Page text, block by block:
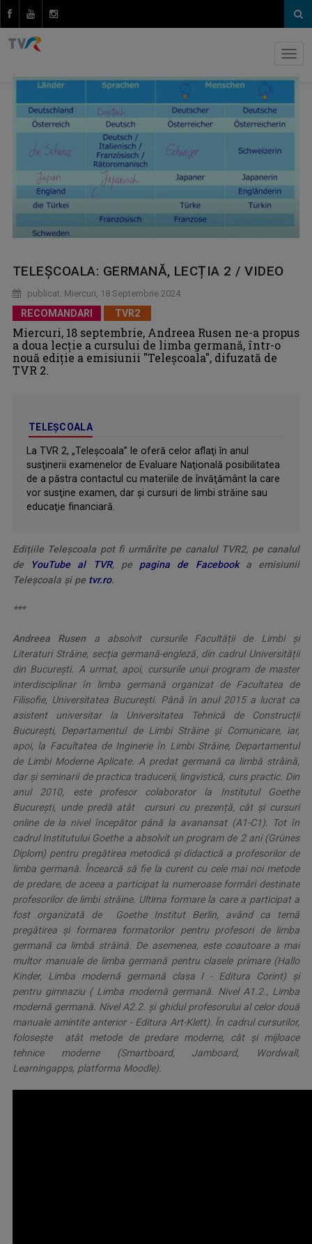
TELEȘCOALA: GERMANĂ, LECȚIA 2 / VIDEO
publicat: Miercuri, 18 Septembrie 2024
RECOMANDARI TVR2
Miercuri, 18 septembrie, Andreea Rusen ne-a propus
a doua lecţie a cursului de limba germană, într-o
nouă ediție a emisiunii "Teleșcoala", difuzată de
TVR 2.
TELEȘCOALA
La TVR 2, „Teleşcoala” le oferă celor aflaţi în anul
susţinerii examenelor de Evaluare Naţională posibilitatea
de a păstra contactul cu materiile de învăţământ la care
vor susţine examen, dar şi cursuri de limbi străine sau
educaţie financiară.
Edițiile Teleșcoala pot fi urmărite pe canalul TVR2, pe canalul
de
YouTube al TVR, pe pagina de Facebooka emisiunii
Teleșcoala şi pe tvr.ro.
***
Andreea Rusen a absolvit cursurile Facultății de Limbi și
Literaturi Străine, secția germană-engleză, din cadrul Universității
din București. A urmat, apoi, cursurile unui program de master
interdisciplinar în limba germană organizat de Facultatea de
Filisofie, Universitatea București. Până în anul 2015 a lucrat ca
asistent universitar la Universitatea Tehnică de Construcții
București, Departamentul de Limbi Străine și Comunicare, iar,
apoi, la Facultatea de Inginerie în Limbi Străine, Departamentul
de Limbi Moderne Aplicate. A predat germană ca limbă străină,
dar și seminarii de practica traducerii, lingvistică, curs practic. Din
anul 2010, este profesor colaborator la Institutul Goethe
București, unde predă atât cursuri cu prezență, cât și cursuri
online de la nivel începător până la avanansat (A1-C1). Tot în
cadrul Institutului Goethe a absolvit un program de 2 ani (Grünes
Diplom) pentru pregătirea metodică și didactică a profesorilor de
limba germană. Încearcă să fie la curent cu cele mai noi metode
de predare, de aceea a participat la numeroase formări destinate
profesorilor de limbi străine. Ultima formare la care a participat a
fost organizată de Goethe Institut Berlin, având ca temă
pregătirea și formarea formatorilor pentru profesori de limba
germană ca limbă străină. De asemenea, este coautoare a mai
multor manuale de limba germană pentru clasele primare (Hallo
Kinder, Limba modernă germană clasa I - Editura Corint) și
pentru gimnaziu ( Limba modernă germană. Nivel A1.2., Limba
modernă germană. Nivel A2.2. și ghidul profesorului al celor două
manuale amintite anterior - Editura Art-Klett). În cadrul cursurilor,
foloseşte atât metode de predare moderne, cât și mijloace
tehnice moderne (Smartboard, Jamboard, Wordwall,
Learningapps, platforma Moodle).